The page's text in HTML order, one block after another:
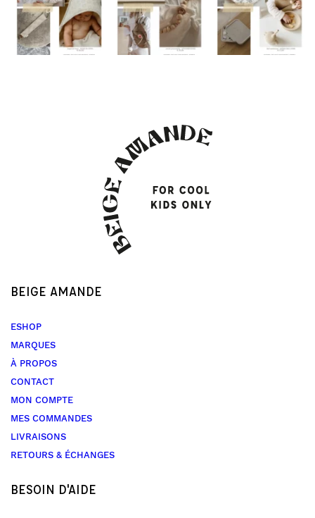
BEIGE AMANDE
ESHOP
MARQUES
À PROPOS
CONTACT
MON COMPTE
MES COMMANDES
LIVRAISONS
RETOURS & ÉCHANGES
BESOIN D'AIDE